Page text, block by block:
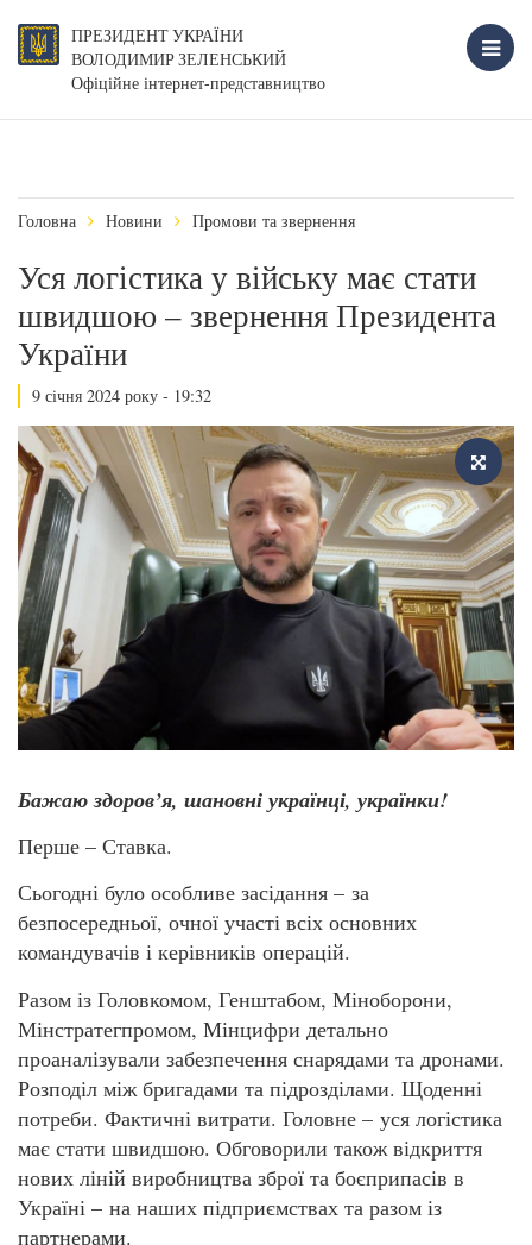
ПРЕЗИДЕНТ УКРАЇНИ
ВОЛОДИМИР ЗЕЛЕНСЬКИЙ
Офіційне інтернет-представництво
Головна Новини Промови та звернення
Уся логістика у війську має стати
швидшою – звернення Президента
України
9 січня 2024 року - 19:32
Бажаю здоров’я, шановні українці, українки!
Перше – Ставка.
Сьогодні було особливе засідання – за
безпосередньої, очної участі всіх основних
командувачів і керівників операцій.
Разом із Головкомом, Генштабом, Міноборони,
Мінстратегпромом, Мінцифри детально
проаналізували забезпечення снарядами та дронами.
Розподіл між бригадами та підрозділами. Щоденні
потреби. Фактичні витрати. Головне – уся логістика
має стати швидшою. Обговорили також відкриття
нових ліній виробництва зброї та боєприпасів в
Україні – на наших підприємствах та разом із
партнерами.